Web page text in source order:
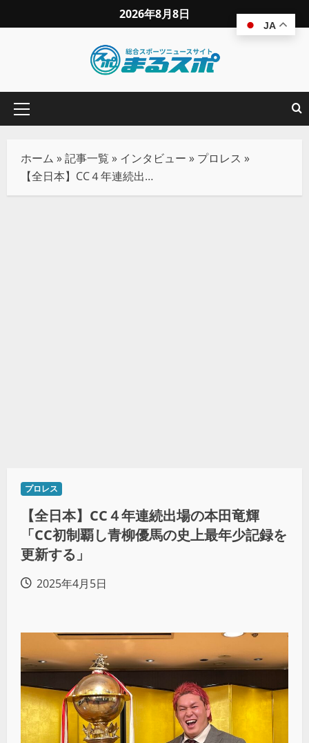
2026年8月8日
ホーム »記事一覧 » インタビュー » プロレス »
【全日本】CC４年連続出場の本田竜輝「CC初制覇し青柳優馬の史上最年少記録を更新する」
プロレス
【全日本】CC４年連続出場の本田竜輝
「CC初制覇し青柳優馬の史上最年少記録を
更新する」
2025年4月5日
JA